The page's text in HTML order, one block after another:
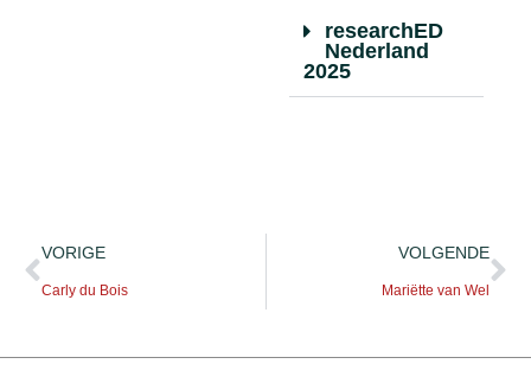
researchED
Nederland
2025
VORIGE
Carly du Bois
VOLGENDE
Mariëtte van Wel